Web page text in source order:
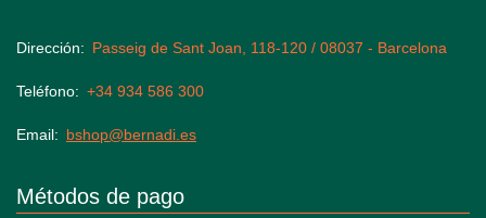
Dirección Passeig de Sant Joan, 118-120 / 08037 - Barcelona
Teléfono +34 934 586 300
Email bshop@bernadi.es
Métodos de pago